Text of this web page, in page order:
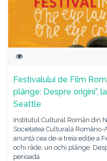
Festivalului de Film
plânge: Despre origini”,
Seattle
Institutul Cultural Român din
Societatea Culturală Româno-
anunță cea de-a treia ediție a
ochi râde, un ochi plânge:
perioada